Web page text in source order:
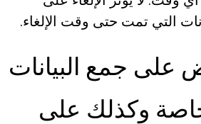
التي تمت حتى وقت الإلغاء.
على جمع البيانات
وكذلك على